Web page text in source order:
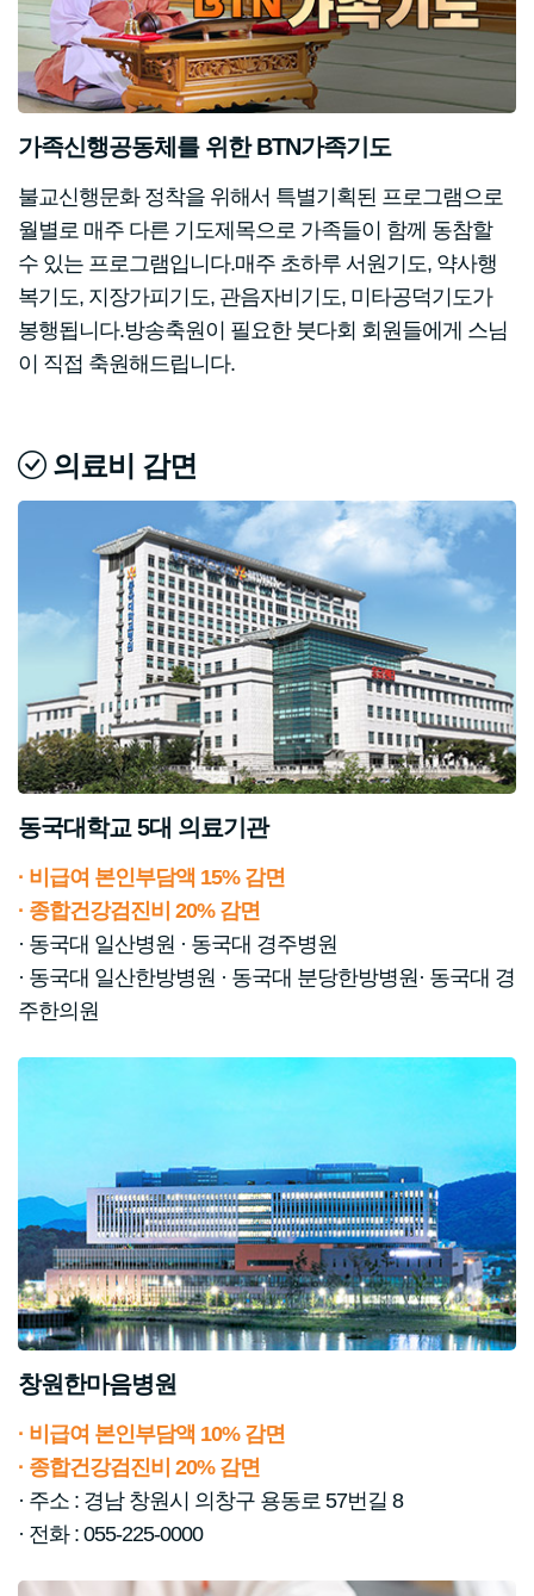
가족신행공동체를 위한 BTN가족기도
불교신행문화 정착을 위해서 특별기획된 프로그램으로
월별로 매주 다른 기도제목으로 가족들이 함께 동참할
수 있는 프로그램입니다.매주 초하루 서원기도, 약사행
복기도, 지장가피기도, 관음자비기도, 미타공덕기도가
봉행됩니다.방송축원이 필요한 붓다회 회원들에게 스님
이 직접 축원해드립니다.
의료비 감면
동국대학교 5대 의료기관
· 비급여 본인부담액 15% 감면
· 종합건강검진비 20% 감면
· 동국대 일산병원 · 동국대 경주병원
· 동국대 일산한방병원 · 동국대 분당한방병원· 동국대 경
주한의원
창원한마음병원
· 비급여 본인부담액 10% 감면
· 종합건강검진비 20% 감면
· 주소 : 경남 창원시 의창구 용동로 57번길 8
· 전화 : 055-225-0000